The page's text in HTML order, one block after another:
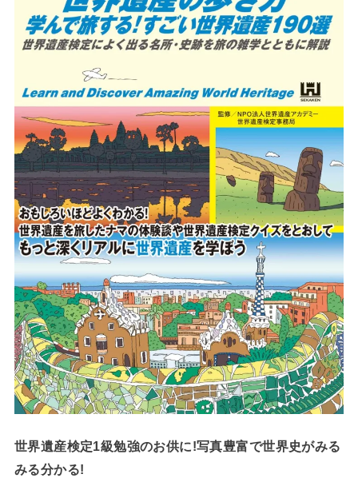
世界遺産検定1級勉強のお供に!写真豊富で世界史がみる
みる分かる!